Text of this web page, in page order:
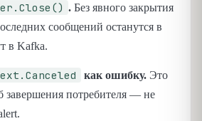
. Без явного закрытия
сообщений останутся в
в Kafka.
как ошибку. Это
завершения потребителя — не